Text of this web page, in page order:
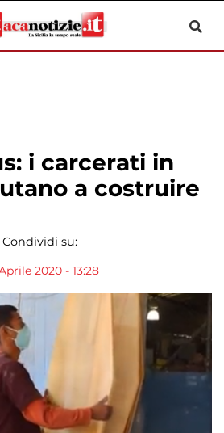
i carcerati in
a costruire
Condividi su:
2020 - 13:28